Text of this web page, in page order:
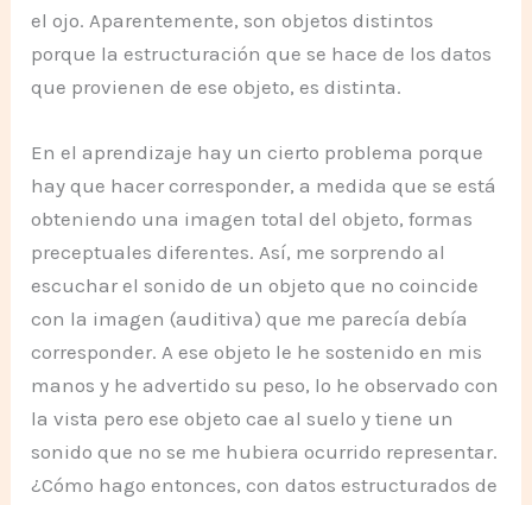
el ojo. Aparentemente, son objetos distintos
porque la estructuración que se hace de los datos
que provienen de ese objeto, es distinta.
En el aprendizaje hay un cierto problema porque
hay que hacer corresponder, a medida que se está
obteniendo una imagen total del objeto, formas
preceptuales diferentes. Así, me sorprendo al
escuchar el sonido de un objeto que no coincide
con la imagen (auditiva) que me parecía debía
corresponder. A ese objeto le he sostenido en mis
manos y he advertido su peso, lo he observado con
la vista pero ese objeto cae al suelo y tiene un
sonido que no se me hubiera ocurrido representar.
¿Cómo hago entonces, con datos estructurados de